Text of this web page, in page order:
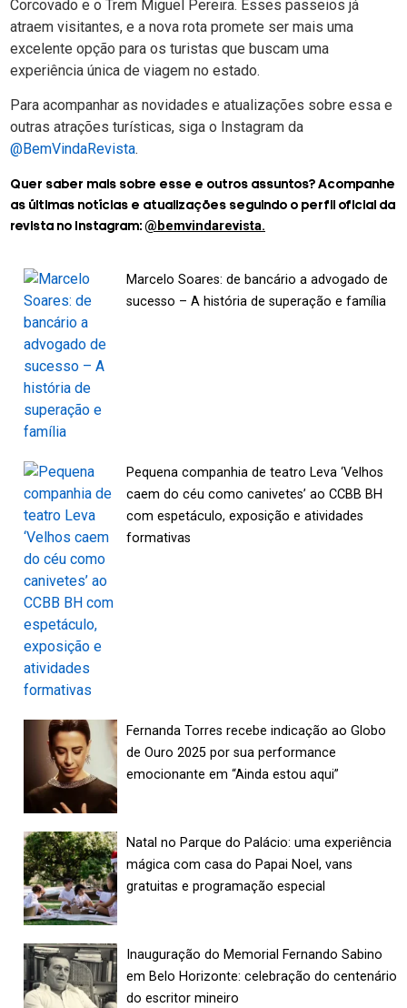
Corcovado e o Trem Miguel Pereira. Esses passeios já
atraem visitantes, e a nova rota promete ser mais uma
excelente opção para os turistas que buscam uma
experiência única de viagem no estado.
Para acompanhar as novidades e atualizações sobre essa e
outras atrações turísticas, siga o Instagram da
@BemVindaRevista.
Quer saber mais sobre esse e outros assuntos? Acompanhe
as últimas notícias e atualizações seguindo o perfil oficial da
revista no Instagram: @bemvindarevista.
Marcelo Soares: de bancário a advogado de
sucesso – A história de superação e família
Pequena companhia de teatro Leva ‘Velhos
caem do céu como canivetes’ ao CCBB BH
com espetáculo, exposição e atividades
formativas
Fernanda Torres recebe indicação ao Globo
de Ouro 2025 por sua performance
emocionante em “Ainda estou aqui”
Natal no Parque do Palácio: uma experiência
mágica com casa do Papai Noel, vans
gratuitas e programação especial
Inauguração do Memorial Fernando Sabino
em Belo Horizonte: celebração do centenário
do escritor mineiro